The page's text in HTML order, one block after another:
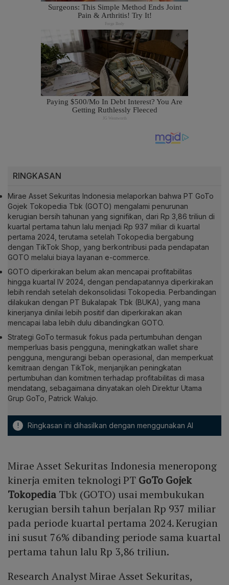
RINGKASAN
Mirae Asset Sekuritas Indonesia melaporkan bahwa PT GoTo
Gojek Tokopedia Tbk (GOTO) mengalami penurunan
kerugian bersih tahunan yang signifikan, dari Rp 3,86 triliun di
kuartal pertama tahun lalu menjadi Rp 937 miliar di kuartal
pertama 2024, terutama setelah Tokopedia bergabung
dengan TikTok Shop, yang berkontribusi pada pendapatan
GOTO melalui biaya layanan e-commerce.
GOTO diperkirakan belum akan mencapai profitabilitas
hingga kuartal IV 2024, dengan pendapatannya diperkirakan
lebih rendah setelah dekonsolidasi Tokopedia. Perbandingan
dilakukan dengan PT Bukalapak Tbk (BUKA), yang mana
kinerjanya dinilai lebih positif dan diperkirakan akan
mencapai laba lebih dulu dibandingkan GOTO.
Strategi GoTo termasuk fokus pada pertumbuhan dengan
memperluas basis pengguna, meningkatkan wallet share
pengguna, mengurangi beban operasional, dan memperkuat
kemitraan dengan TikTok, menjanjikan peningkatan
pertumbuhan dan komitmen terhadap profitabilitas di masa
mendatang, sebagaimana dinyatakan oleh Direktur Utama
Grup GoTo, Patrick Walujo.
! Ringkasan ini dihasilkan dengan menggunakan AI
Mirae Asset Sekuritas Indonesia meneropong
kinerja emiten teknologi PT GoTo Gojek
Tokopedia Tbk (GOTO) usai membukukan
kerugian bersih tahun berjalan Rp 937 miliar
pada periode kuartal pertama 2024. Kerugian
ini susut 76% dibanding periode sama kuartal
pertama tahun lalu Rp 3,86 triliun.
Research Analyst Mirae Asset Sekuritas,